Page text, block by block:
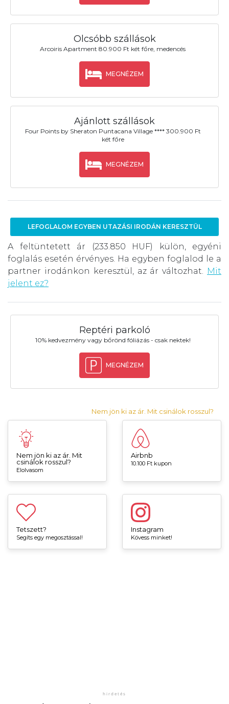
Olcsóbb szállások
Arcoiris Apartment 80.900 Ft két főre, medencés
MEGNÉZEM
Ajánlott szállások
Four Points by Sheraton Puntacana Village **** 300.900 Ft
két főre
MEGNÉZEM
LEFOGLALOM EGYBEN UTAZÁSI IRODÁN KERESZTÜL
A feltüntetett ár (233.850 HUF) külön, egyéni
foglalás esetén érvényes. Ha egyben foglalod le a
partner irodánkon keresztül, az ár változhat. Mit
jelent ez?
Reptéri parkoló
10% kedvezmény vagy bőrönd fóliázás - csak nektek!
MEGNÉZEM
Nem jön ki az ár. Mit csinálok rosszul?
Nem jön ki az ár. Mit
csinálok rosszul?
Elolvasom
Airbnb
10.100 Ft kupon
Tetszett?
Segíts egy megosztással!
Instagram
Kövess minket!